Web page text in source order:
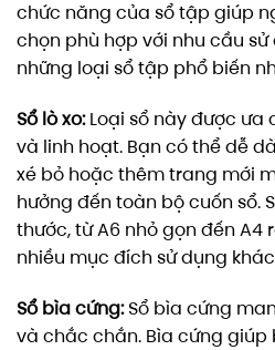
chức năng của sổ tập giúp
chọn phù hợp với nhu cầu sử
những loại sổ tập phổ biến
Sổ lò xo:Loại sổ này được ưa
và linh hoạt. Bạn có thể dễ
xé bỏ hoặc thêm trang mới
hưởng đến toàn bộ cuốn sổ.
thước, từ A6 nhỏ gọn đến A4
nhiều mục đích sử dụng
Sổ bìa cứng:Sổ bìa cứng
và chắc chắn. Bìa cứng